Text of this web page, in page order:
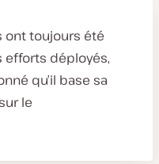
ont toujours été
efforts déployés,
qu’il base sa
le